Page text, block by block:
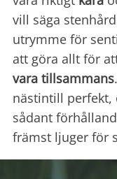
vill säga
utrymme för
att göra allt för
vara tillsammans
nästintill perfekt,
sådant
främst ljuger för